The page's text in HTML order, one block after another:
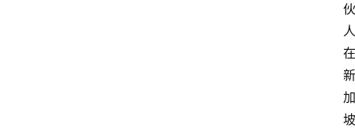
伙
人
在
新
加
坡